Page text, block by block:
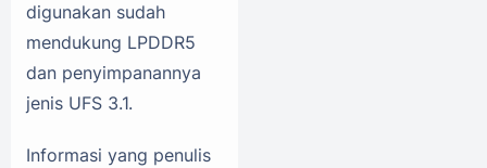
digunakan sudah
mendukung LPDDR5
dan penyimpanannya
jenis UFS 3.1.
Informasi yang penulis